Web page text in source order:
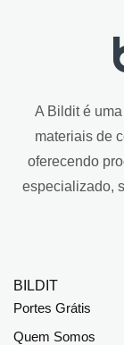
A Bildit é
materiais de
oferecendo
especializado,
BILDIT
Portes Grátis
Quem Somos